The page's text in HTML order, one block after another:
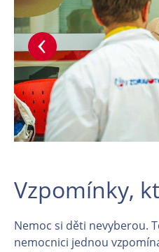
Vzpomínky,
Nemoc si děti nevyberou.
nemocnici jednou
Právě chvíle plné smíchu,
často zůstávají v jejich
dokazují, že i v nemocnici
naději.